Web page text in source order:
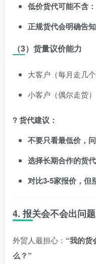
低价货代可能不含：
正规货代会明确告知
（3）货量议价能力
大客户（每月走几
小客户（偶尔走货
? 货代建议：
不要只看最低价，
选择长期合作的货
对比3-5家报价，但
4. 报关会不会出问
外贸人最担心： “我的货
么？”